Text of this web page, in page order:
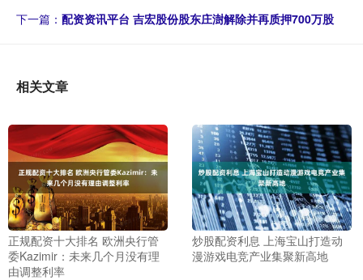
下一篇： 配资资讯平台 吉宏股份股东庄澍解除并再质押700万股
相关文章
正规配资十大排名 欧洲央行管
委Kazimir：未来几个月没有理
由调整利率
炒股配资利息 上海宝山打造动
漫游戏电竞产业集聚新高地